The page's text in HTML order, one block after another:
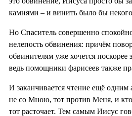
камнями – и винить было бы
Но Спаситель совершенно
нелепость обвинения: причём
обвинителям уже хочется поскорее
ведь помощники фарисеев также
И заканчивается чтение ещё
не со Мною, тот против Меня, и
тот расточает. Тем самым Иисус